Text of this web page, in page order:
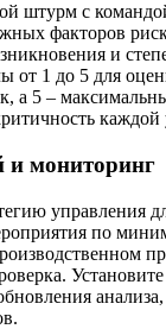
штурм с
факторов
и
от 1 до 5 для
а 5 –
каждой
и мониторинг
управления
по